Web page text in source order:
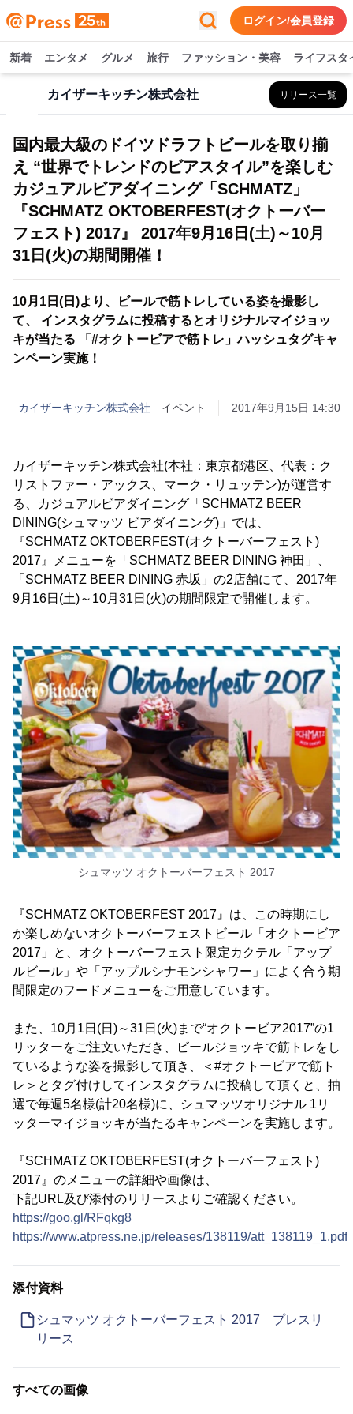
ログイン/会員登録
新着 エンタメ グルメ 旅行 ファッション・美容 ライフスタ
カイザーキッチン株式会社 リリース一覧
国内最大級のドイツドラフトビールを取り揃
え “世界でトレンドのビアスタイル”を楽しむ
カジュアルビアダイニング「SCHMATZ」
『SCHMATZ OKTOBERFEST(オクトーバー
フェスト) 2017』 2017年9月16日(土)～10月
31日(火)の期間開催！
10月1日(日)より、ビールで筋トレしている姿を撮影し
て、 インスタグラムに投稿するとオリジナルマイジョッ
キが当たる 「#オクトービアで筋トレ」ハッシュタグキャ
ンペーン実施！
カイザーキッチン株式会社 イベント 2017年9月15日 14:30
カイザーキッチン株式会社(本社：東京都港区、代表：ク
リストファー・アックス、マーク・リュッテン)が運営す
る、カジュアルビアダイニング「SCHMATZ BEER
DINING(シュマッツ ビアダイニング)」では、
『SCHMATZ OKTOBERFEST(オクトーバーフェスト)
2017』メニューを「SCHMATZ BEER DINING 神田」、
「SCHMATZ BEER DINING 赤坂」の2店舗にて、2017年
9月16日(土)～10月31日(火)の期間限定で開催します。
シュマッツ オクトーバーフェスト 2017
『SCHMATZ OKTOBERFEST 2017』は、この時期にし
か楽しめないオクトーバーフェストビール「オクトービア
2017」と、オクトーバーフェスト限定カクテル「アップ
ルビール」や「アップルシナモンシャワー」によく合う期
間限定のフードメニューをご用意しています。
また、10月1日(日)～31日(火)まで“オクトービア2017”の1
リッターをご注文いただき、ビールジョッキで筋トレをし
ているような姿を撮影して頂き、＜#オクトービアで筋ト
レ＞とタグ付けしてインスタグラムに投稿して頂くと、抽
選で毎週5名様(計20名様)に、シュマッツオリジナル 1リ
ッターマイジョッキが当たるキャンペーンを実施します。
『SCHMATZ OKTOBERFEST(オクトーバーフェスト)
2017』のメニューの詳細や画像は、
下記URL及び添付のリリースよりご確認ください。
https://goo.gl/RFqkg8
https://www.atpress.ne.jp/releases/138119/att_138119_1.pdf
添付資料
シュマッツ オクトーバーフェスト 2017 プレスリ
リース
すべての画像